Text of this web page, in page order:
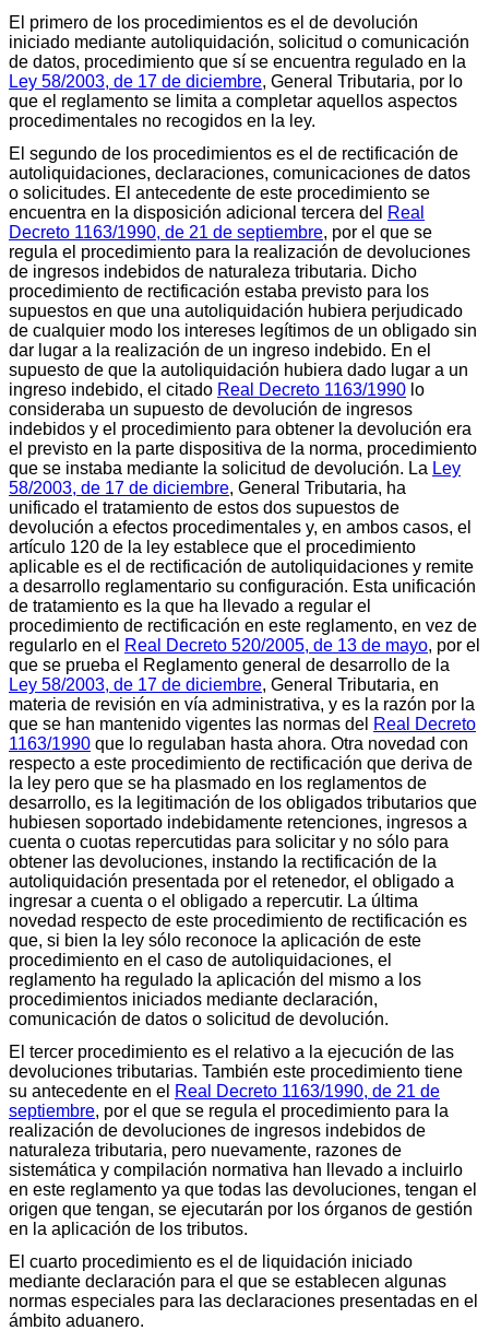
El primero de los procedimientos es el de devolución
iniciado mediante autoliquidación, solicitud o comunicación
de datos, procedimiento que sí se encuentra regulado en la
Ley 58/2003, de 17 de diciembre, General Tributaria, por lo
que el reglamento se limita a completar aquellos aspectos
procedimentales no recogidos en la ley.
El segundo de los procedimientos es el de rectificación de
autoliquidaciones, declaraciones, comunicaciones de datos
o solicitudes. El antecedente de este procedimiento se
encuentra en la disposición adicional tercera del Real
Decreto 1163/1990, de 21 de septiembre, por el que se
regula el procedimiento para la realización de devoluciones
de ingresos indebidos de naturaleza tributaria. Dicho
procedimiento de rectificación estaba previsto para los
supuestos en que una autoliquidación hubiera perjudicado
de cualquier modo los intereses legítimos de un obligado sin
dar lugar a la realización de un ingreso indebido. En el
supuesto de que la autoliquidación hubiera dado lugar a un
ingreso indebido, el citado Real Decreto 1163/1990 lo
consideraba un supuesto de devolución de ingresos
indebidos y el procedimiento para obtener la devolución era
el previsto en la parte dispositiva de la norma, procedimiento
que se instaba mediante la solicitud de devolución. La Ley
58/2003, de 17 de diciembre, General Tributaria, ha
unificado el tratamiento de estos dos supuestos de
devolución a efectos procedimentales y, en ambos casos, el
artículo 120 de la ley establece que el procedimiento
aplicable es el de rectificación de autoliquidaciones y remite
a desarrollo reglamentario su configuración. Esta unificación
de tratamiento es la que ha llevado a regular el
procedimiento de rectificación en este reglamento, en vez de
regularlo en el Real Decreto 520/2005, de 13 de mayo, por el
que se prueba el Reglamento general de desarrollo de la
Ley 58/2003, de 17 de diciembre, General Tributaria, en
materia de revisión en vía administrativa, y es la razón por la
que se han mantenido vigentes las normas del Real Decreto
1163/1990 que lo regulaban hasta ahora. Otra novedad con
respecto a este procedimiento de rectificación que deriva de
la ley pero que se ha plasmado en los reglamentos de
desarrollo, es la legitimación de los obligados tributarios que
hubiesen soportado indebidamente retenciones, ingresos a
cuenta o cuotas repercutidas para solicitar y no sólo para
obtener las devoluciones, instando la rectificación de la
autoliquidación presentada por el retenedor, el obligado a
ingresar a cuenta o el obligado a repercutir. La última
novedad respecto de este procedimiento de rectificación es
que, si bien la ley sólo reconoce la aplicación de este
procedimiento en el caso de autoliquidaciones, el
reglamento ha regulado la aplicación del mismo a los
procedimientos iniciados mediante declaración,
comunicación de datos o solicitud de devolución.
El tercer procedimiento es el relativo a la ejecución de las
devoluciones tributarias. También este procedimiento tiene
su antecedente en el Real Decreto 1163/1990, de 21 de
septiembre, por el que se regula el procedimiento para la
realización de devoluciones de ingresos indebidos de
naturaleza tributaria, pero nuevamente, razones de
sistemática y compilación normativa han llevado a incluirlo
en este reglamento ya que todas las devoluciones, tengan el
origen que tengan, se ejecutarán por los órganos de gestión
en la aplicación de los tributos.
El cuarto procedimiento es el de liquidación iniciado
mediante declaración para el que se establecen algunas
normas especiales para las declaraciones presentadas en el
ámbito aduanero.